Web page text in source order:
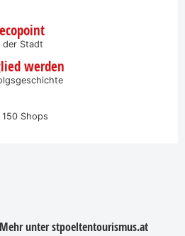
der Stadt
werden
Shops
unterstpoeltentourismus.at